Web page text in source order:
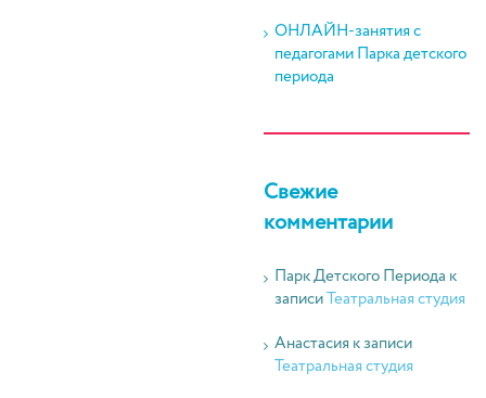
ОНЛАЙН-занятия с
педагогами Парка детского
периода
Свежие
комментарии
Парк Детского Периода к
записиТеатральная студия
Анастасияк записи
Театральная студия